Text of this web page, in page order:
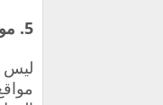
5. موقع VIP لتأجير سيارات فخمة في ألمانيا
ليس